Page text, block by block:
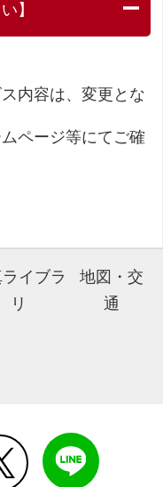
】
内容は、変更とな
ページ等にてご確
イブラ
リ
地図・交
通